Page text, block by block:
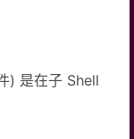
) 是在子 Shell